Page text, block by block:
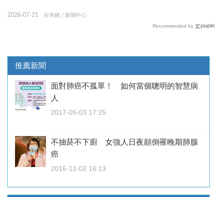
好房網／新聞中心
2026-07-21
Recommended by
推薦新聞
面對肺癌不孤單！ 如何當個聰明的智慧病
人
2017-05-03 17:25
不抽菸不下廚 女強人日夜顛倒罹晚期肺腺
癌
2016-12-02 16:13